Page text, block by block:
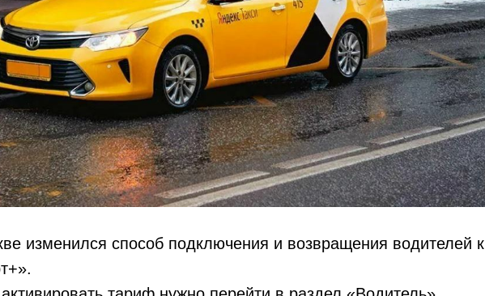
изменился способ подключения и возвращения водителей к